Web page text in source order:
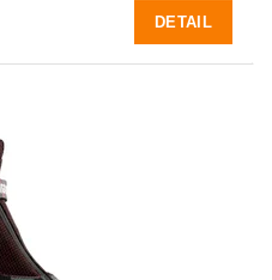
DETAIL